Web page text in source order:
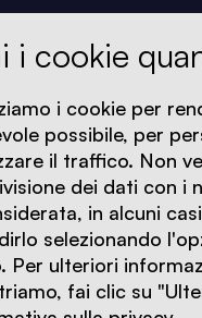
i cookie
i cookie per
possibile, per
il traffico. Non
dei dati con i
in alcuni
selezionando
Per ulteriori
fai clic su